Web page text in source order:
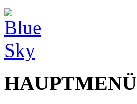
HAUPTMENÜ